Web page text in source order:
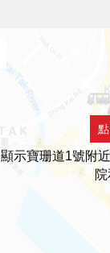
顯示寶珊道1號附